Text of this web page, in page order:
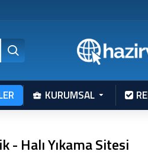
KURUMSAL
- Halı Yıkama Sitesi